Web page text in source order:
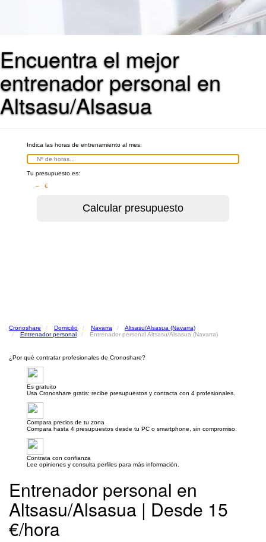
Encuentra el mejor
entrenador personal en
Altsasu/Alsasua
Indica las horas de entrenamiento al mes:
Tu presupuesto es:
– €
Cronoshare Domicilio Navarra
Altsasu/Alsasua (Navarra)
Entrenador personal
Entrenador personal Altsasu/Alsasua (Navarra)
¿Por qué contratar profesionales de Cronoshare?
Es gratuito
Usa Cronoshare gratis: recibe presupuestos y contacta con 4 profesionales.
Compara precios de tu zona
Compara hasta 4 presupuestos desde tu PC o smartphone, sin compromiso.
Contrata con confianza
Lee opiniones y consulta perfiles para más información.
Entrenador personal en
Altsasu/Alsasua | Desde 15
€/hora